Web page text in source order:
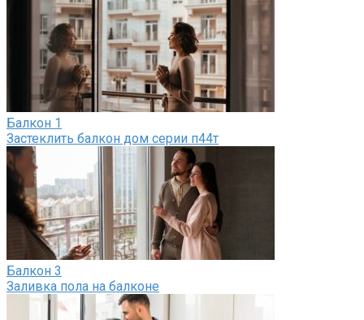
Балкон 1
Застеклить балкон дом серии п44т
Балкон 3
Заливка пола на балконе